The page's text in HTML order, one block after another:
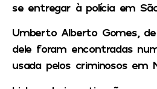
se entregar à polícia em
Umberto Alberto Gomes,
dele foram encontradas
usada pelos criminosos em